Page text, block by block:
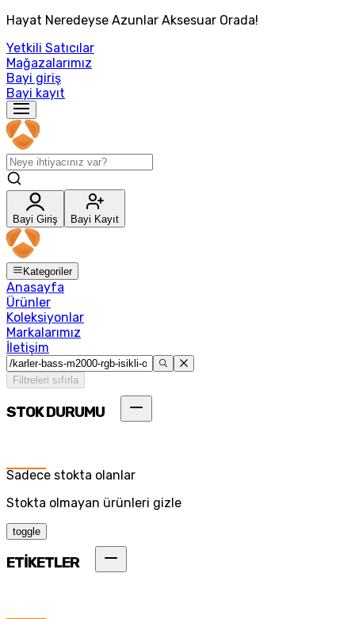
Hayat Neredeyse Azunlar Aksesuar Orada!
Yetkili Satıcılar
Mağazalarımız
Bayi giriş
Bayi kayıt
Bayi Giriş Bayi Kayıt
Kategoriler
Anasayfa
Ürünler
Koleksiyonlar
Markalarımız
İletişim
Filtreleri sıfırla
STOK DURUMU
Sadece stokta olanlar
Stokta olmayan ürünleri gizle
toggle
ETİKETLER